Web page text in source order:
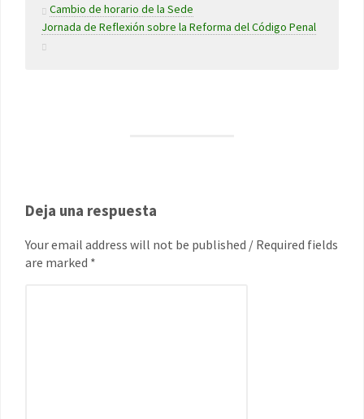
Cambio de horario de la Sede
Jornada de Reflexión sobre la Reforma del Código Penal
Deja una respuesta
Your email address will not be published / Required fields
are marked *